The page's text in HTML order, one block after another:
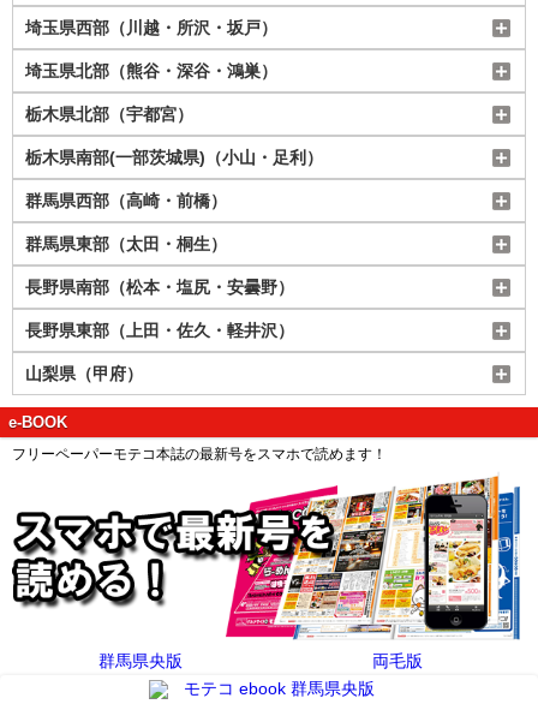
埼玉県西部（川越・所沢・坂戸）
埼玉県北部（熊谷・深谷・鴻巣）
栃木県北部（宇都宮）
栃木県南部(一部茨城県)（小山・足利）
群馬県西部（高崎・前橋）
群馬県東部（太田・桐生）
長野県南部（松本・塩尻・安曇野）
長野県東部（上田・佐久・軽井沢）
山梨県（甲府）
e-BOOK
フリーペーパーモテコ本誌の最新号をスマホで読めます！
群馬県央版 両毛版